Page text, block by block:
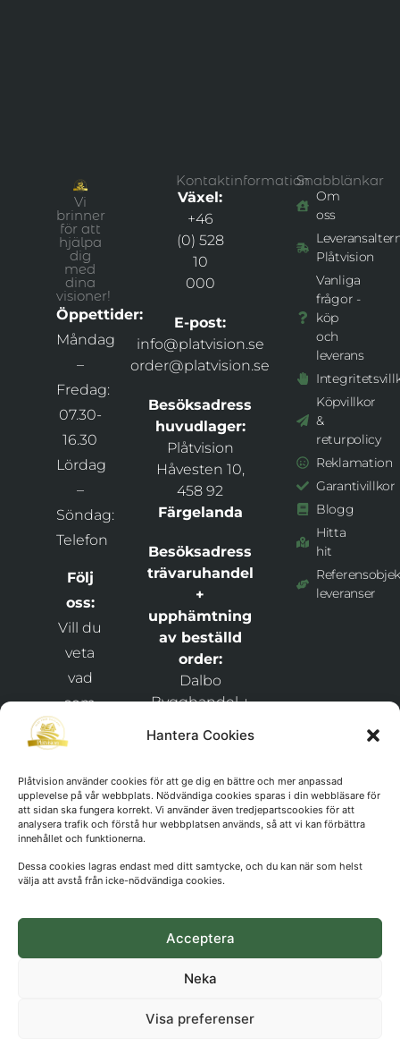
Hantera Cookies
Plåtvision använder cookies för att ge dig en bättre och mer anpassad
upplevelse på vår webbplats. Nödvändiga cookies sparas i din webbläsare för
att sidan ska fungera korrekt. Vi använder även tredjepartscookies för att
analysera trafik och förstå hur webbplatsen används, så att vi kan förbättra
innehållet och funktionerna.
Dessa cookies lagras endast med ditt samtycke, och du kan när som helst
välja att avstå från icke-nödvändiga cookies.
Acceptera
Neka
Visa preferenser
Vi
brinner
för att
hjälpa
dig
med
dina
visioner!
Öppettider:
Måndag
–
Fredag:
07.30-
16.30
Lördag
–
Söndag:
Telefon
Följ
oss:
Vill du
veta
vad
som
händer
och
håll
dig
kring
Kontaktinformation
Växel:
+46
(0) 528
10
000
E-post:
info@platvision.se
order@platvision.se
Besöksadress
huvudlager:
Plåtvision
Håvesten 10,
458 92
Färgelanda
Besöksadress
trävaruhandel
+
upphämtning
av beställd
order:
Dalbo
Bygghandel +
Snixåsvägen 1,
Frändefors
Org.nr:
1425
Snabblänkar
Om
oss
Plåtvision
Vanliga
frågor -
köp
och
leverans
Köpvillkor
&
returpolicy
Reklamation
Garantivillkor
Blogg
Hitta
hit
leveranser